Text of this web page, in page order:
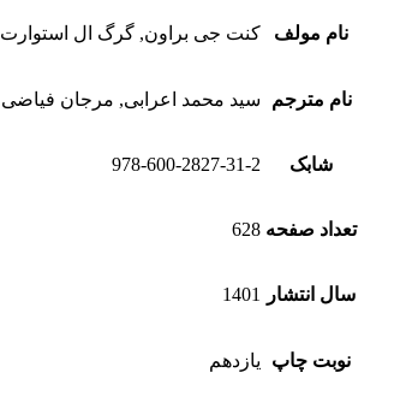
نام مولف کنت جی براون, گرگ ال استوارت
نام مترجم سید محمد اعرابی, مرجان فیاضی
شابک 978-600-2827-31-2
تعداد صفحه 628
سال انتشار 1401
نوبت چاپ یازدهم